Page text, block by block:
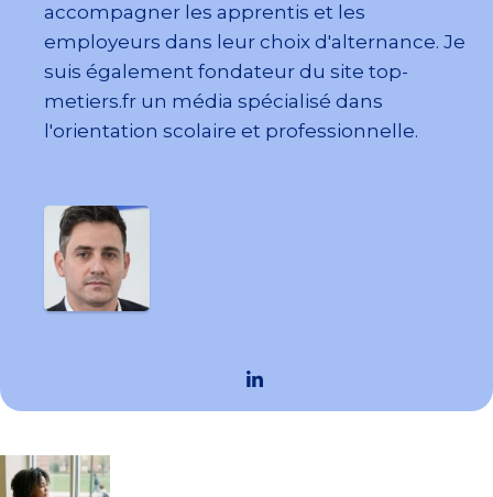
accompagner les apprentis et les
employeurs dans leur choix d'alternance. Je
suis également fondateur du site top-
metiers.fr un média spécialisé dans
l'orientation scolaire et professionnelle.